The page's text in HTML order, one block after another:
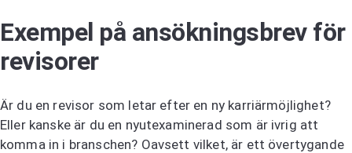
Exempel på ansökningsbrev för
revisorer
Är du en revisor som letar efter en ny karriärmöjlighet?
Eller kanske är du en nyutexaminerad som är ivrig att
komma in i branschen? Oavsett vilket, är ett övertygande